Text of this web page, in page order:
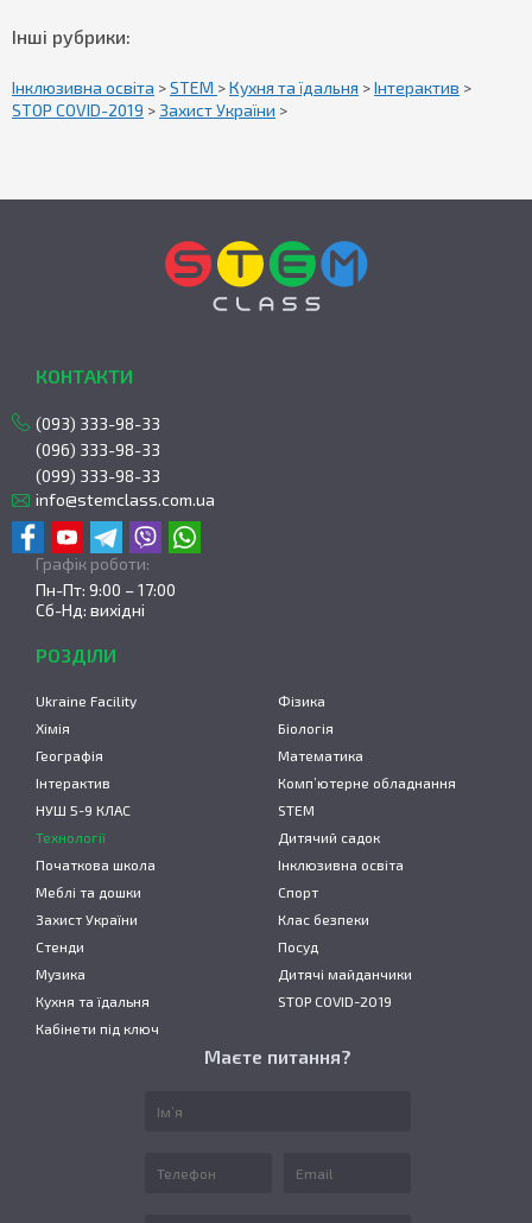
Інші рубрики:
Інклюзивна освіта >STEM >Кухня та їдальня >Інтерактив >
STOP COVID-2019 > Захист України >
КОНТАКТИ
(093) 333-98-33
(096) 333-98-33
(099) 333-98-33
info@stemclass.com.ua
Графік роботи:
Пн-Пт: 9:00 – 17:00
Сб-Нд: вихідні
РОЗДІЛИ
Ukraine Facility
Фізика
Хімія
Біологія
Географія
Математика
Інтерактив
Комп’ютерне обладнання
НУШ 5-9 КЛАС
STEM
Технології
Дитячий садок
Початкова школа
Інклюзивна освіта
Меблі та дошки
Спорт
Захист України
Клас безпеки
Стенди
Посуд
Музика
Дитячі майданчики
Кухня та їдальня
STOP COVID-2019
Кабінети під ключ
Маєте питання?